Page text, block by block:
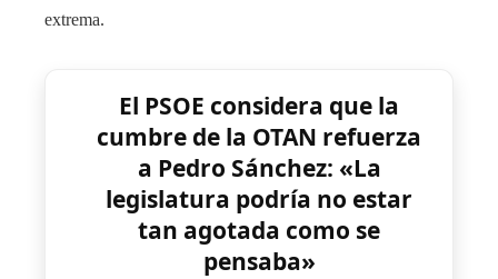
extrema.
El PSOE considera que la
cumbre de la OTAN refuerza
a Pedro Sánchez: «La
legislatura podría no estar
tan agotada como se
pensaba»